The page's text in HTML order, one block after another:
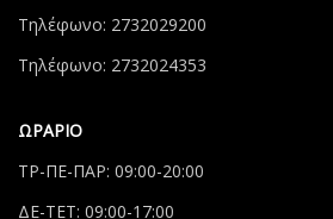
Τηλέφωνο: 2732029200
Τηλέφωνο: 2732024353
ΩΡΑΡΙΟ
ΤΡ-ΠΕ-ΠΑΡ: 09:00-20:00
ΔΕ-ΤΕΤ: 09:00-17:00